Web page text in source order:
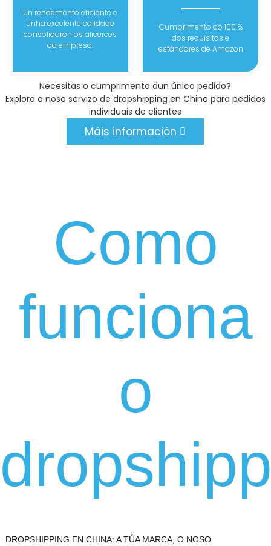
Un rendemento eficiente e
unha excelente calidade
consolidaron os alicerces
da empresa.
Cumprimento do 100 %
dos requisitos e
estándares de Amazon
Necesitas o cumprimento dun único pedido?
Explora o noso servizo de dropshipping en China para pedidos
individuais de clientes
Máis información
Como
funciona
o
DROPSHIPPING EN CHINA: A TÚA MARCA, O NOSO